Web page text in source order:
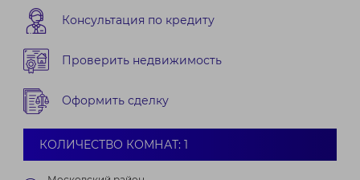
Консультация по кредиту
Проверить недвижимость
Оформить сделку
КОЛИЧЕСТВО КОМНАТ: 1